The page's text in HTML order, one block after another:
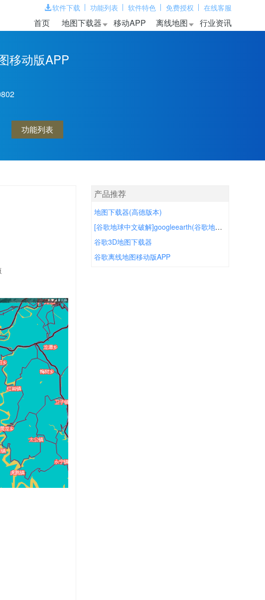
软件下载 功能列表 软件特色 免费授权 在线客服
首页 地图下载器 移动APP 离线地图 行业资讯
移动版APP
功能列表
产品推荐
地图下载器(高德版本)
[谷歌地球中文破解]googleearth(谷歌地球)最新版
谷歌3D地图下载器
谷歌离线地图移动版APP